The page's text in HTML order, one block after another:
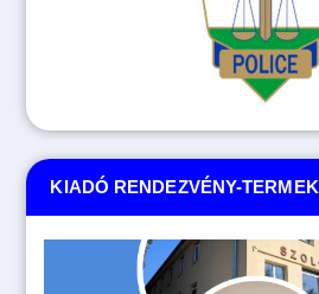
KIADÓ RENDEZVÉNY-TERMEK